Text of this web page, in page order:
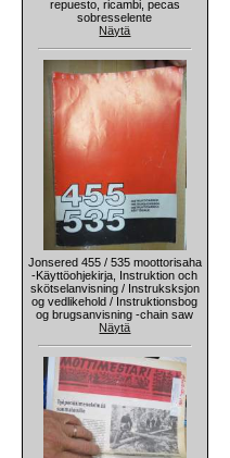
repuesto, ricambi, pecas
sobresselente
Näytä
Jonsered 455 / 535 moottorisaha
-Käyttöohjekirja, Instruktion och
skötselanvisning / Instruksksjon
og vedlikehold / Instruktionsbog
og brugsanvisning -chain saw
Näytä